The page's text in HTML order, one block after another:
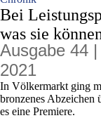
Bei
was sie
Ausgabe 44
2021
In Völkermarkt ging
bronzenes Abzeichen
es eine Premiere.